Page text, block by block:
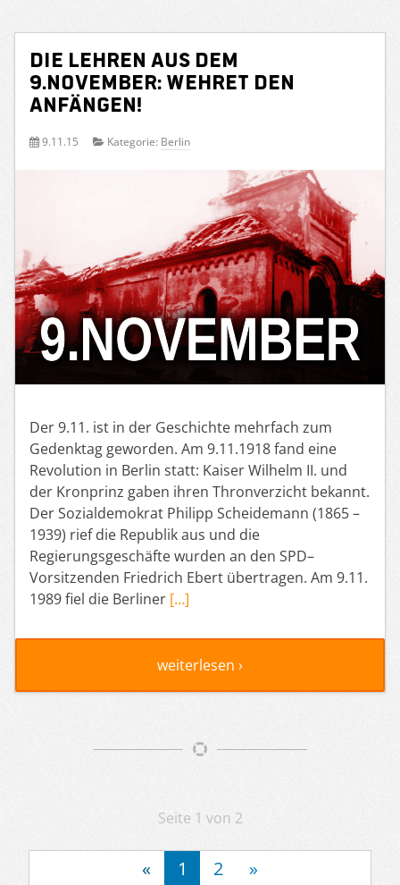
Die Lehren aus dem
9.November: Wehret den
Anfängen!
9.11.15 Kategorie: Berlin
Der 9.11. ist in der Geschichte mehrfach zum
Gedenktag geworden. Am 9.11.1918 fand eine
Revolution in Berlin statt: Kaiser Wilhelm II. und
der Kronprinz gaben ihren Thronverzicht bekannt.
Der Sozialdemokrat Philipp Scheidemann (1865 –
1939) rief die Republik aus und die
Regierungsgeschäfte wurden an den SPD–
Vorsitzenden Friedrich Ebert übertragen. Am 9.11.
1989 fiel die Berliner […]
weiterlesen ›
Artikelnavigation
Seite 1 von 2
« 1 2 »